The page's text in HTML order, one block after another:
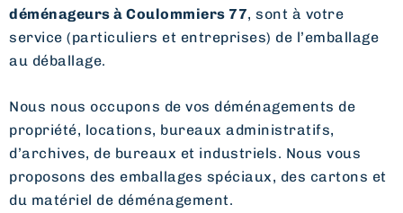
déménageurs à Coulommiers 77, sont à votre
service (particuliers et entreprises) de l’emballage
au déballage.
Nous nous occupons de vos déménagements de
propriété, locations, bureaux administratifs,
d’archives, de bureaux et industriels. Nous vous
proposons des emballages spéciaux, des cartons et
du matériel de déménagement.